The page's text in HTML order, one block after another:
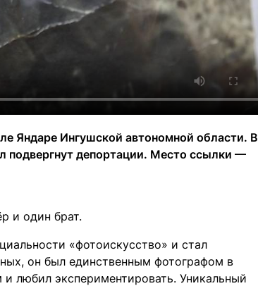
Яндаре Ингушской автономной области. В
подвергнут депортации. Место ссылки —
и один брат.
«фотоискусство» и стал
он был единственным фотографом в
любил экспериментировать. Уникальный